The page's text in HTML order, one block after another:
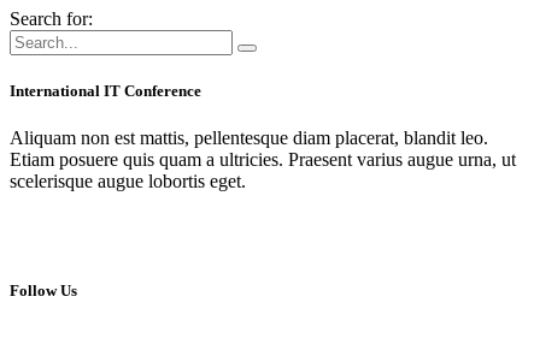
Search for:
International IT Conference
Aliquam non est mattis, pellentesque diam placerat, blandit leo.
Etiam posuere quis quam a ultricies. Praesent varius augue urna, ut
scelerisque augue lobortis eget.
Follow Us